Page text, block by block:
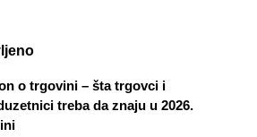
o trgovini – šta trgovci i
treba da znaju u 2026.